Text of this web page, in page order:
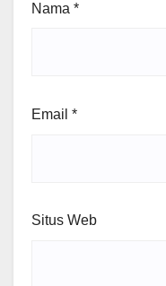
Nama *
Email *
Situs Web